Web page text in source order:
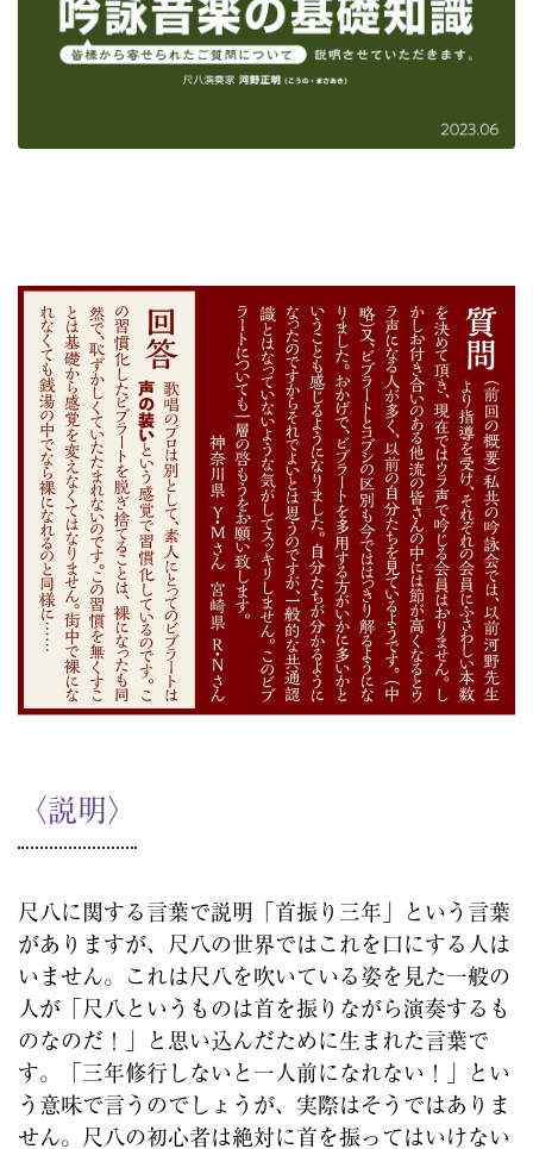
〈説明〉
尺八に関する言葉で説明「首振り三年」という言葉
がありますが、尺八の世界ではこれを口にする人は
いません。これは尺八を吹いている姿を見た一般の
人が「尺八というものは首を振りながら演奏するも
のなのだ！」と思い込んだために生まれた言葉で
す。「三年修行しないと一人前になれない！」とい
う意味で言うのでしょうが、実際はそうではありま
せん。尺八の初心者は絶対に首を振ってはいけない